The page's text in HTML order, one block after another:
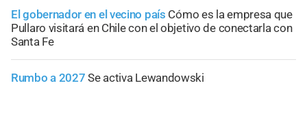
El gobernador en el vecino país Cómo es la empresa que
Pullaro visitará en Chile con el objetivo de conectarla con
Santa Fe
Rumbo a 2027 Se activa Lewandowski